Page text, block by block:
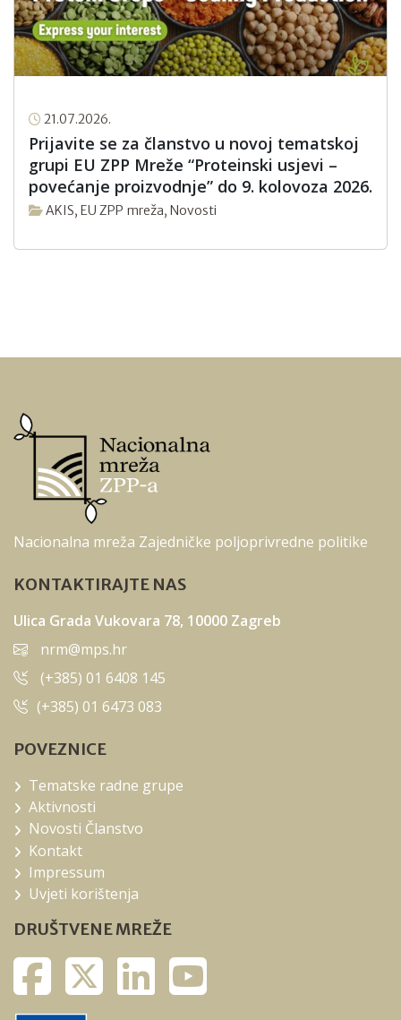
21.07.2026.
Prijavite se za članstvo u novoj tematskoj
grupi EU ZPP Mreže “Proteinski usjevi –
povećanje proizvodnje” do 9. kolovoza 2026.
AKIS, EU ZPP mreža, Novosti
Nacionalna mreža Zajedničke poljoprivredne politike
KONTAKTIRAJTE NAS
Ulica Grada Vukovara 78, 10000 Zagreb
nrm@mps.hr
(+385) 01 6408 145
(+385) 01 6473 083
POVEZNICE
Tematske radne grupe
Aktivnosti
Novosti Članstvo
Kontakt
Impressum
Uvjeti korištenja
DRUŠTVENE MREŽE